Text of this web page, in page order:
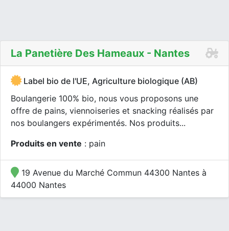
La Panetière Des Hameaux - Nantes
Label bio de l'UE, Agriculture biologique (AB)
Boulangerie 100% bio, nous vous proposons une
offre de pains, viennoiseries et snacking réalisés par
nos boulangers expérimentés. Nos produits...
Produits en vente : pain
19 Avenue du Marché Commun 44300 Nantes à
44000 Nantes